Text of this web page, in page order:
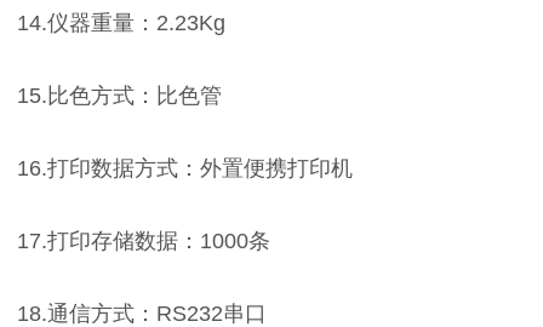
14.仪器重量：2.23Kg
15.比色方式：比色管
16.打印数据方式：外置便携打印机
17.打印存储数据：1000条
18.通信方式：RS232串口